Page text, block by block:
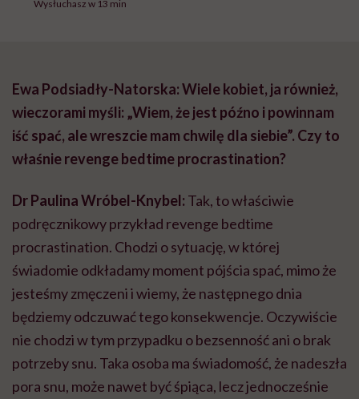
Wysłuchasz w 13 min
Ewa Podsiadły-Natorska: Wiele kobiet, ja również,
wieczorami myśli: „Wiem, że jest późno i powinnam
iść spać, ale wreszcie mam chwilę dla siebie”. Czy to
właśnie revenge bedtime procrastination?
Dr Paulina Wróbel-Knybel: Tak, to właściwie
podręcznikowy przykład revenge bedtime
procrastination. Chodzi o sytuację, w której
świadomie odkładamy moment pójścia spać, mimo że
jesteśmy zmęczeni i wiemy, że następnego dnia
będziemy odczuwać tego konsekwencje. Oczywiście
nie chodzi w tym przypadku o bezsenność ani o brak
potrzeby snu. Taka osoba ma świadomość, że nadeszła
pora snu, może nawet być śpiąca, lecz jednocześnie